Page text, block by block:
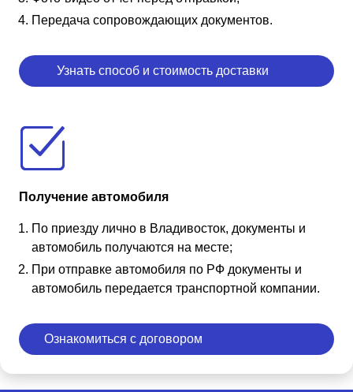
Передача сопровождающих документов.
Узнать способ и стоимость доставки
Получение автомобиля
По приезду лично в Владивосток, документы и
автомобиль получаются на месте;
При отправке автомобиля по РФ документы и
автомобиль передается транспортной компании.
Ознакомиться с договором